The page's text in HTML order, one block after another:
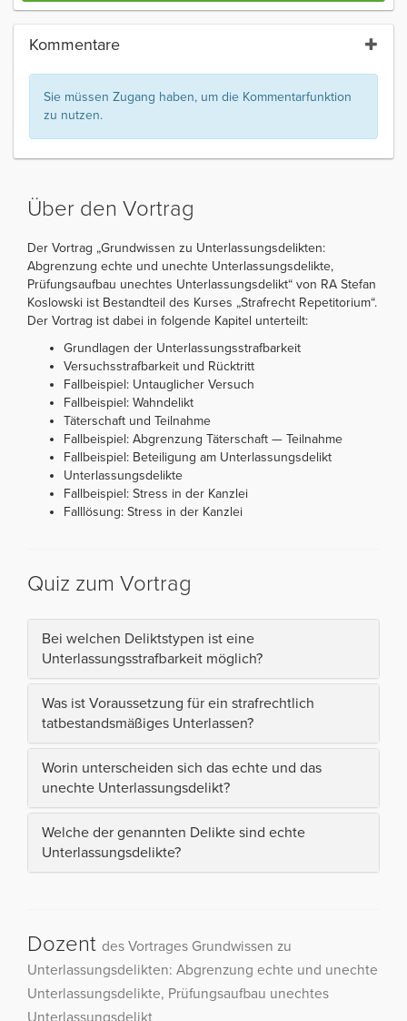
Kommentare
Sie müssen Zugang haben, um die Kommentarfunktion
zu nutzen.
Über den Vortrag
Der Vortrag „Grundwissen zu Unterlassungsdelikten:
Abgrenzung echte und unechte Unterlassungsdelikte,
Prüfungsaufbau unechtes Unterlassungsdelikt“ von RA Stefan
Koslowski ist Bestandteil des Kurses „Strafrecht Repetitorium“.
Der Vortrag ist dabei in folgende Kapitel unterteilt:
Grundlagen der Unterlassungsstrafbarkeit
Versuchsstrafbarkeit und Rücktritt
Fallbeispiel: Untauglicher Versuch
Fallbeispiel: Wahndelikt
Täterschaft und Teilnahme
Fallbeispiel: Abgrenzung Täterschaft — Teilnahme
Fallbeispiel: Beteiligung am Unterlassungsdelikt
Unterlassungsdelikte
Fallbeispiel: Stress in der Kanzlei
Falllösung: Stress in der Kanzlei
Quiz zum Vortrag
Bei welchen Deliktstypen ist eine
Unterlassungsstrafbarkeit möglich?
Was ist Voraussetzung für ein strafrechtlich
tatbestandsmäßiges Unterlassen?
Worin unterscheiden sich das echte und das
unechte Unterlassungsdelikt?
Welche der genannten Delikte sind echte
Unterlassungsdelikte?
Dozent des Vortrages Grundwissen zu
Unterlassungsdelikten: Abgrenzung echte und unechte
Unterlassungsdelikte, Prüfungsaufbau unechtes
Unterlassungsdelikt